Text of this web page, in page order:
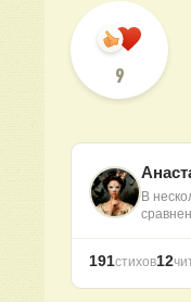
9
В
191стихов12